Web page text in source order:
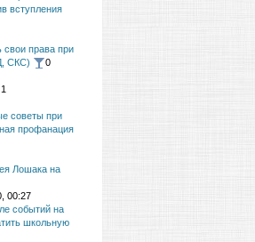
вступления
свои права при
СКС)
0
1
советы при
профанация
Лошака на
00:27
событий на
школьную